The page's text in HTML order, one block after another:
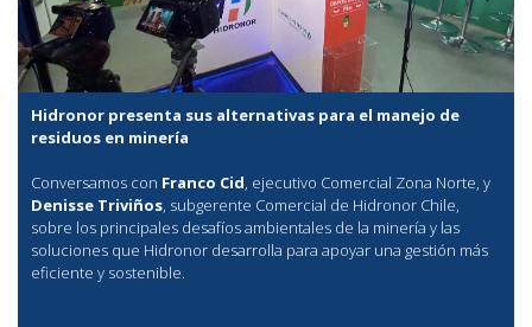
Hidronor presenta sus alternativas para el manejo de
residuos en minería
Conversamos con Franco Cid, ejecutivo Comercial Zona Norte, y
Denisse Triviños, subgerente Comercial de Hidronor Chile,
sobre los principales desafíos ambientales de la minería y las
soluciones que Hidronor desarrolla para apoyar una gestión más
eficiente y sostenible.